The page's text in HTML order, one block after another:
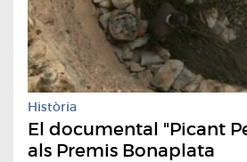
Història
El documental "Picant
als Premis Bonaplata